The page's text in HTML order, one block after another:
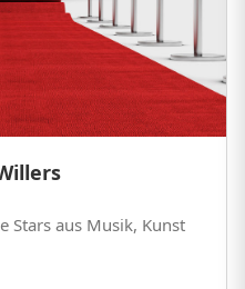
Stars aus Musik, Kunst